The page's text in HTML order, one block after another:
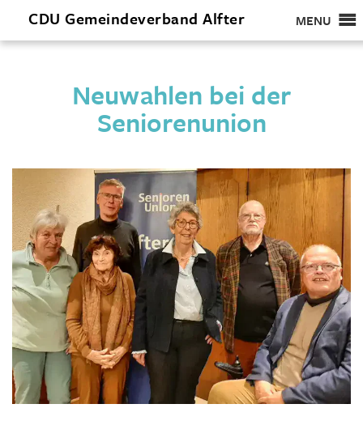
CDU Gemeindeverband Alfter MENU
Neuwahlen bei der
Seniorenunion